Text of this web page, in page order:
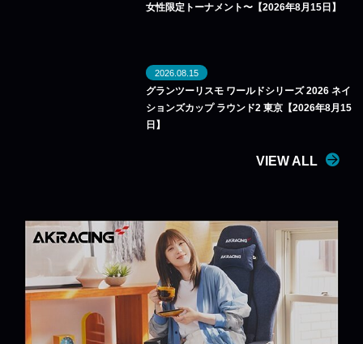
女性限定トーナメント〜【2026年8月15日】
2026.08.15
グランツーリスモ ワールドシリーズ 2026 ネイ
ションズカップ ラウンド2 東京【2026年8月15
日】
VIEW ALL